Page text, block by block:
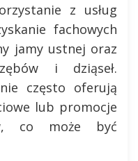
z usług
fachowych
jamy ustnej oraz
i dziąseł.
często oferują
lub promocje
co może być